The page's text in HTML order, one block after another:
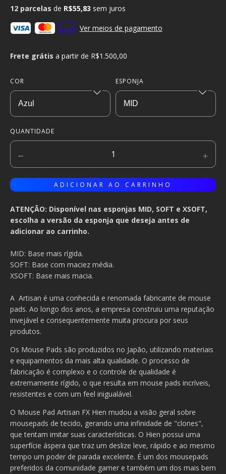
12 parcelas de R$55,83 sem juros
Ver meios de pagamento
Frete grátis a partir de R$1.500,00
COR ESPONJA
QUANTIDADE
ATENÇÃO: Disponível nas esponjas MID, SOFT e XSOFT,
escolha a versão da esponja que deseja antes de
adicionar ao carrinho.
MID: Base mais rígida.
SOFT: Base com maciez média.
XSOFT: Base mais macia.
A Artisan é uma conhecida e renomada fabricante de mouse
pads. Ao longo dos anos, a empresa construiu uma reputação
invejável e consequentemente muita procura por seus
produtos.
Os Mouse Pads são produzidos no Japão, utilizando materiais
e equipamentos da mais alta qualidade. O processo de
fabricação é complexo e o controle de qualidade é
extremamente rígido, o que resulta em mouse pads incríveis,
resistentes e com um feel inigualável.
O Mouse Pad Artisan FX Hien mudou a visão geral sobre
mousepads de tecido, gerando uma infinidade de "clones",
que tentam imitar suas características. O Hien possui uma
superfície áspera que traz um deslize leve, rápido e ao mesmo
tempo um poder de parada excelente. É um dos mousepads
preferidos da comunidade gamer e também um dos mais bem